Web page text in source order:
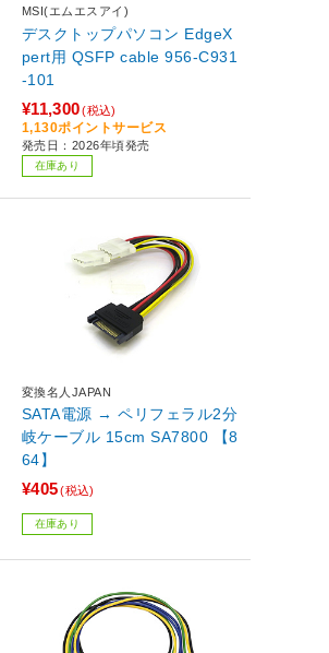
MSI(エムエスアイ)
デスクトップパソコン EdgeX
pert用 QSFP cable 956-C931
-101
¥11,300(税込)
1,130ポイントサービス
発売日：2026年頃発売
在庫あり
変換名人JAPAN
SATA電源 → ペリフェラル2分
岐ケーブル 15cm SA7800 【8
64】
¥405 (税込)
在庫あり